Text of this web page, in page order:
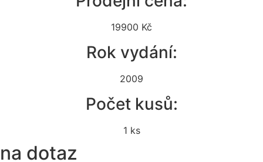
19900 Kč
Rok vydání:
2009
Počet kusů:
1 ks
na dotaz